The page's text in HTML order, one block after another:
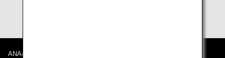
ANAについて